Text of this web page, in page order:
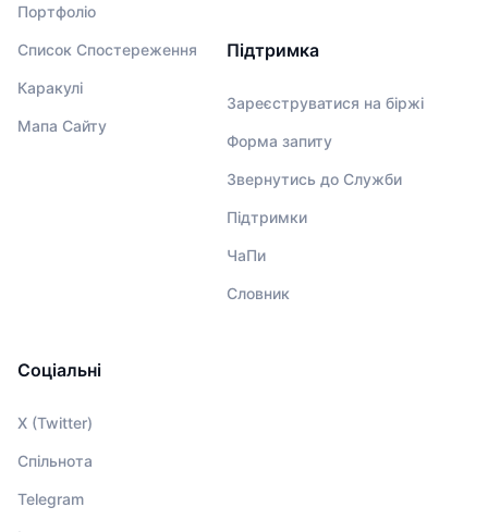
Портфоліо
Список Спостереження
Каракулі
Мапа Сайту
Підтримка
Зареєструватися на біржі
Форма запиту
Звернутись до Служби
Підтримки
ЧаПи
Словник
Соціальні
X (Twitter)
Спільнота
Telegram